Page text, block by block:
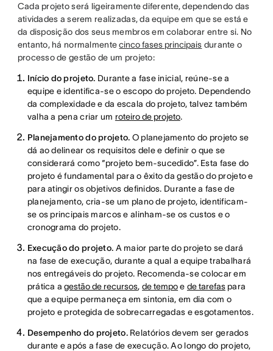
Cada projeto será ligeiramente diferente, dependendo das
atividades a serem realizadas, da equipe em que se está e
da disposição dos seus membros em colaborar entre si. No
entanto, há normalmentecinco fases principais durante o
processo de gestão de um projeto:
Início do projeto. Durante a fase inicial, reúne-se a
equipe e identifica-se o escopo do projeto. Dependendo
da complexidade e da escala do projeto, talvez também
valha a pena criar um roteiro de projeto.
Planejamento do projeto. O planejamento do projeto se
dá ao delinear os requisitos dele e definir o que se
considerará como “projeto bem-sucedido”. Esta fase do
projeto é fundamental para o êxito da gestão do projeto e
para atingir os objetivos definidos. Durante a fase de
planejamento, cria-se um plano de projeto, identificam-
se os principais marcos e alinham-se os custos e o
cronograma do projeto.
Execução do projeto. A maior parte do projeto se dará
na fase de execução, durante a qual a equipe trabalhará
nos entregáveis do projeto. Recomenda-se colocar em
prática agestão de recursos,de tempoe de tarefaspara
que a equipe permaneça em sintonia, em dia com o
projeto e protegida de sobrecarregadas e esgotamentos.
Desempenho do projeto. Relatórios devem ser gerados
durante e após a fase de execução. Ao longo do projeto,